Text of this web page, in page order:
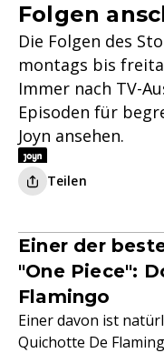
Folgen
Die Folgen des
montags bis
Immer nach TV-
Episoden für
Joyn ansehen.
Teilen
Einer der
"One Piece":
Flamingo
Einer davon ist
Quichotte De